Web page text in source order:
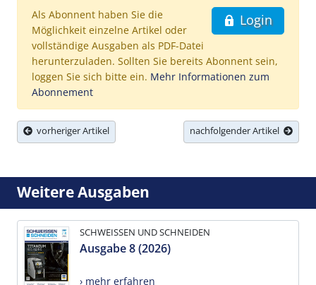
Login
Als Abonnent haben Sie die
Möglichkeit einzelne Artikel oder
vollständige Ausgaben als PDF-Datei
herunterzuladen. Sollten Sie bereits Abonnent sein,
loggen Sie sich bitte ein. Mehr Informationen zum
Abonnement
vorheriger Artikel nachfolgender Artikel
Weitere Ausgaben
SCHWEISSEN UND SCHNEIDEN
Ausgabe 8 (2026)
› mehr erfahren